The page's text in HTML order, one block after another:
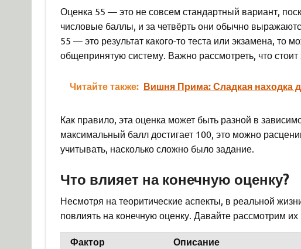
Оценка 55 — это не совсем стандартный вариант,
числовые баллы, и за четвёрть они обычно
55 — это результат какого-то теста или экзамена, то
общепринятую систему. Важно рассмотреть, что стоит
Читайте также: Вишня Прима: Сладкая находка
Как правило, эта оценка может быть разной в
максимальный балл достигает 100, это можно
учитывать, насколько сложно было задание.
Что влияет на конечную оценку?
Несмотря на теоритические аспекты, в реальной
повлиять на конечную оценку. Давайте рассмотрим их
Фактор Описание